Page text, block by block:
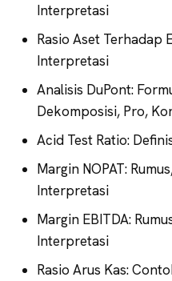
Interpretasi
Rasio Aset Terhadap
Interpretasi
Analisis DuPont:
Dekomposisi, Pro,
Acid Test Ratio:
Margin NOPAT:
Interpretasi
Margin EBITDA:
Interpretasi
Rasio Arus Kas: